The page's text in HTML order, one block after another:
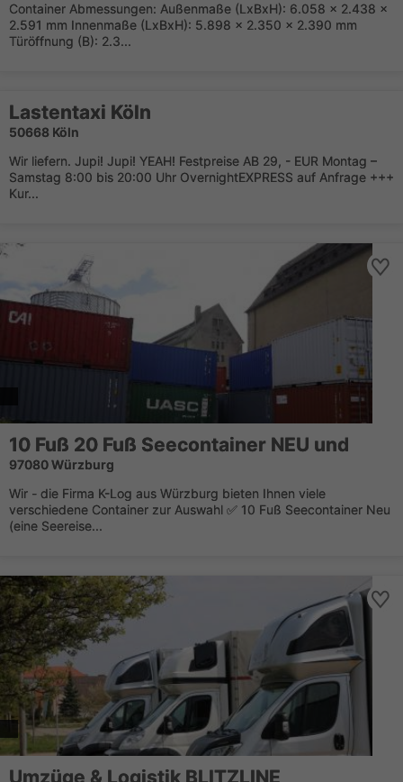
Container Abmessungen: Außenmaße (LxBxH): 6.058 x 2.438 x
2.591 mm Innenmaße (LxBxH): 5.898 x 2.350 x 2.390 mm
Türöffnung (B): 2.3...
Lastentaxi Köln
50668 Köln
Wir liefern. Jupi! Jupi! YEAH! Festpreise AB 29, - EUR Montag –
Samstag 8:00 bis 20:00 Uhr OvernightEXPRESS auf Anfrage +++
Kur...
10 Fuß 20 Fuß Seecontainer NEU und
97080 Würzburg
Wir - die Firma K-Log aus Würzburg bieten Ihnen viele
verschiedene Container zur Auswahl ✅ 10 Fuß Seecontainer Neu
(eine Seereise...
Umzüge & Logistik BLITZLINE